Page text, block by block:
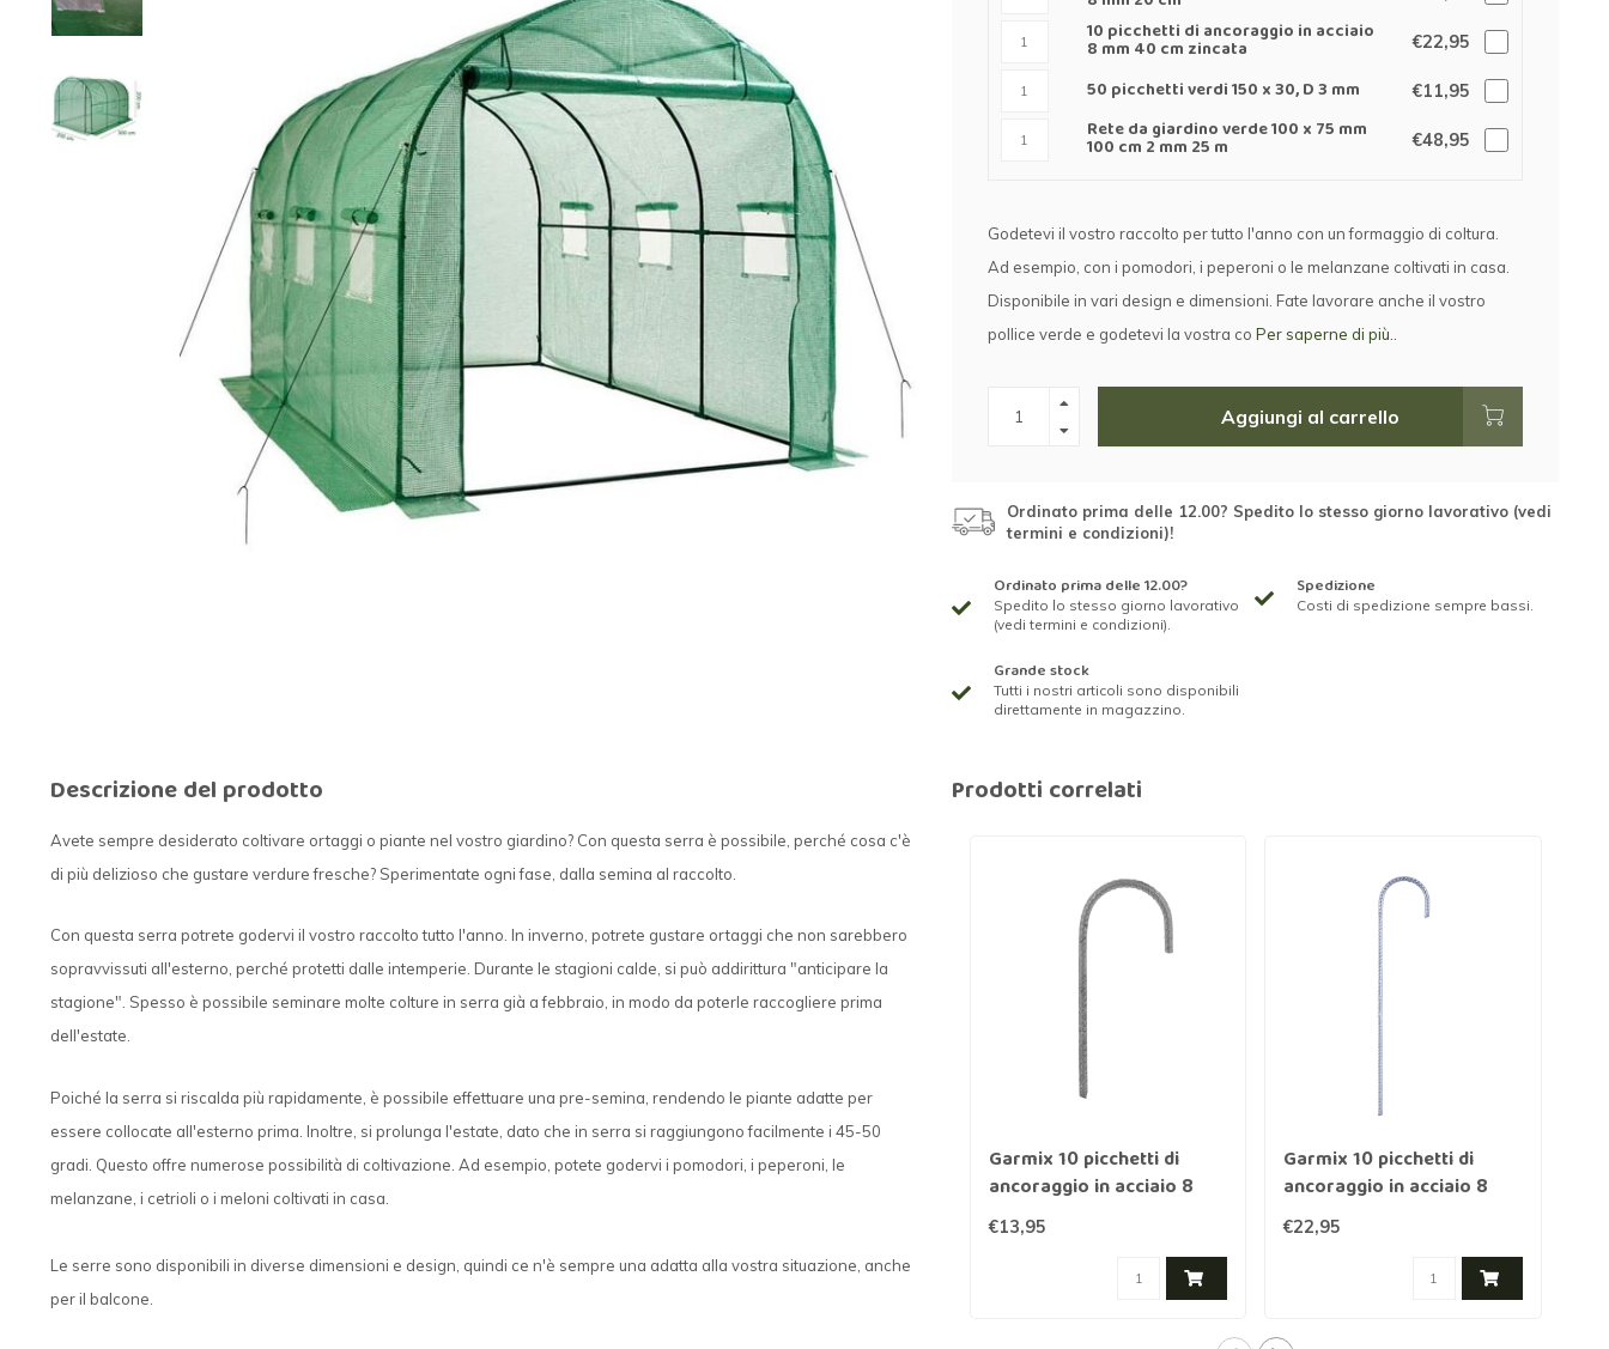
Rete ornamentale
Rete anti-insetti
Rete contro ratti
Reti per insetti
Rete contro tassi
Recinzione per lupi
Staccionata frangivista
Stuoie di canne
Recinzioni elettrificate
Filo spinato
Reti di protezione per
l'orto
Recinzioni grondaie
10 picchetti di ancoraggio in acciaio
8 mm 40 cm zincata €22,95
50 picchetti verdi 150 x 30, D 3 mm €11,95
Rete da giardino verde 100 x 75 mm
100 cm 2 mm 25 m €48,95
Godetevi il vostro raccolto per tutto l'anno con un formaggio di coltura.
Ad esempio, con i pomodori, i peperoni o le melanzane coltivati in casa.
Disponibile in vari design e dimensioni. Fate lavorare anche il vostro
pollice verde e godetevi la vostra co Per saperne di più..
Aggiungi al carrello
Ordinato prima delle 12.00? Spedito lo stesso giorno lavorativo (vedi
termini e condizioni)!
Ordinato prima delle 12.00?
Spedito lo stesso giorno lavorativo
(vedi termini e condizioni).
Spedizione
Costi di spedizione sempre bassi.
Grande stock
Tutti i nostri articoli sono disponibili
direttamente in magazzino.
Descrizione del prodotto
Avete sempre desiderato coltivare ortaggi o piante nel vostro giardino? Con questa serra è possibile, perché cosa c'è
di più delizioso che gustare verdure fresche? Sperimentate ogni fase, dalla semina al raccolto.
Con questa serra potrete godervi il vostro raccolto tutto l'anno. In inverno, potrete gustare ortaggi che non sarebbero
sopravvissuti all'esterno, perché protetti dalle intemperie. Durante le stagioni calde, si può addirittura "anticipare la
stagione". Spesso è possibile seminare molte colture in serra già a febbraio, in modo da poterle raccogliere prima
dell'estate.
Poiché la serra si riscalda più rapidamente, è possibile effettuare una pre-semina, rendendo le piante adatte per
essere collocate all'esterno prima. Inoltre, si prolunga l'estate, dato che in serra si raggiungono facilmente i 45-50
gradi. Questo offre numerose possibilità di coltivazione. Ad esempio, potete godervi i pomodori, i peperoni, le
melanzane, i cetrioli o i meloni coltivati in casa.
Le serre sono disponibili in diverse dimensioni e design, quindi ce n'è sempre una adatta alla vostra situazione, anche
per il balcone.
Prodotti correlati
Garmix 10 picchetti di
ancoraggio in acciaio 8
mm 20 cm
€13,95
Garmix 10 picchetti di
ancoraggio in acciaio 8
mm 40 cm zincata
€22,95